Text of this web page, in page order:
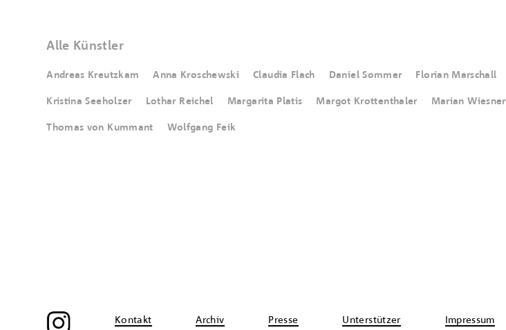
Alle Künstler
Andreas Kreutzkam Anna Kroschewski Claudia Flach Daniel Sommer Florian Marschall
Kristina Seeholzer Lothar Reichel Margarita Platis Margot Krottenthaler Marian Wiesner
Thomas von Kummant Wolfgang Feik
Kontakt Archiv Presse Unterstützer Impressum